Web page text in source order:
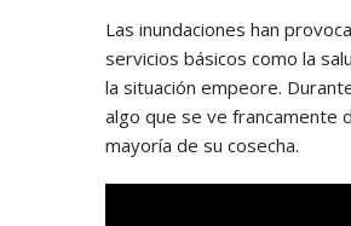
Las inundaciones han
servicios básicos como la
la situación empeore.
algo que se ve francamente
mayoría de su cosecha.